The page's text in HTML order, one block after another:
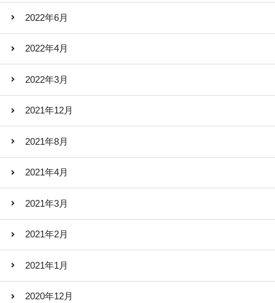
2022年6月
2022年4月
2022年3月
2021年12月
2021年8月
2021年4月
2021年3月
2021年2月
2021年1月
2020年12月